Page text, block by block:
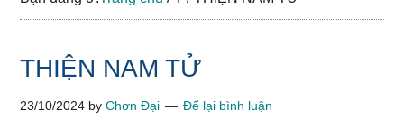
học
THIỆN NAM TỬ
23/10/2024 byChơn Đại Để lại bình luận